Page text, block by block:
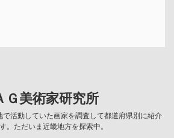
Ｇ美術家研究所
活動していた画家を調査して都道府県別に紹介
。ただいま近畿地方を探索中。